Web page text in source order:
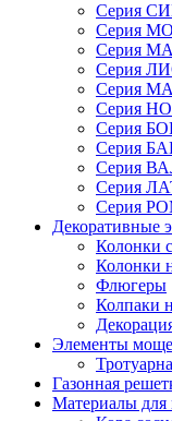
Серия
Серия
Серия
Серия
Серия
Серия
Серия
Серия
Серия
Серия
Серия
Декоративные
Колонки
Колонки
Флюгеры
Колпаки
Элементы
Газонная
Материалы для